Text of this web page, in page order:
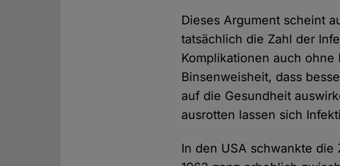
Dieses Argument scheint
tatsächlich die Zahl der
Komplikationen auch
Binsenweisheit, dass
auf die Gesundheit
ausrotten lassen sich
In den USA schwankte